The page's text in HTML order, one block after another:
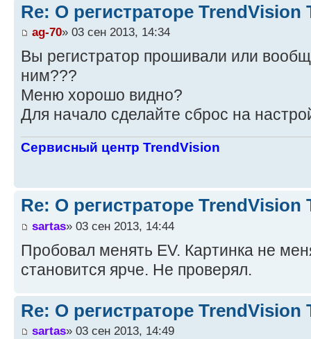
Re: О регистраторе TrendVision
ag-70» 03 сен 2013, 14:34
Вы регистратор прошивали или
ним???
Меню хорошо видно?
Для начало сделайте сброс на
Сервисный центр TrendVision
Re: О регистраторе TrendVision
sartas» 03 сен 2013, 14:44
Пробовал менять EV. Картинка не
становится ярче. Не проверял.
Re: О регистраторе TrendVision
sartas» 03 сен 2013, 14:49